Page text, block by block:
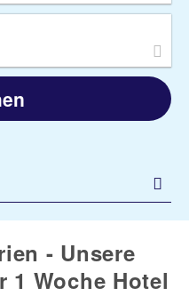
- Unsere
1 Woche Hotel
, ,